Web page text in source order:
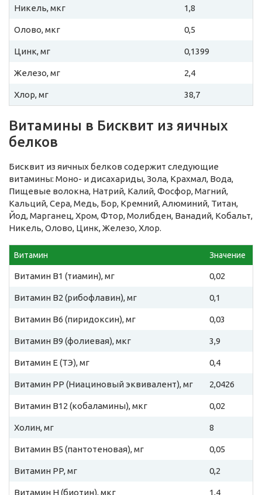
Никель, мкг 1,8
Олово, мкг 0,5
Цинк, мг 0,1399
Железо, мг 2,4
Хлор, мг 38,7
Витамины в Бисквит из яичных
белков
Бисквит из яичных белков содержит следующие
витамины: Моно- и дисахариды, Зола, Крахмал, Вода,
Пищевые волокна, Натрий, Калий, Фосфор, Магний,
Кальций, Сера, Медь, Бор, Кремний, Алюминий, Титан,
Йод, Марганец, Хром, Фтор, Молибден, Ванадий, Кобальт,
Никель, Олово, Цинк, Железо, Хлор.
Витамин Значение
Витамин B1 (тиамин), мг 0,02
Витамин B2 (рибофлавин), мг 0,1
Витамин B6 (пиридоксин), мг 0,03
Витамин B9 (фолиевая), мкг 3,9
Витамин E (ТЭ), мг 0,4
Витамин PP (Ниациновый эквивалент), мг 2,0426
Витамин B12 (кобаламины), мкг 0,02
Холин, мг 8
Витамин B5 (пантотеновая), мг 0,05
Витамин PP, мг 0,2
Витамин H (биотин), мкг 1,4